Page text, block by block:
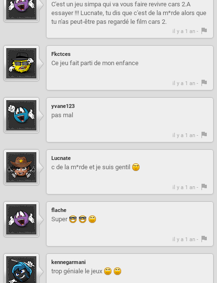
C'est un jeu simpa qui va vous faire revivre cars 2.A
essayer !!! Lucnate, tu dis que c'est de la m*rde alors que
tu n'as peut-être pas regardé le film cars 2.
il y a 1 an -
Fkctces
Ce jeu fait parti de mon enfance
il y a 1 an -
yvane123
pas mal
il y a 1 an -
Lucnate
c de la m*rde et je suis gentil
il y a 1 an -
flache
Super
il y a 1 an -
kennegarmani
trop géniale le jeux